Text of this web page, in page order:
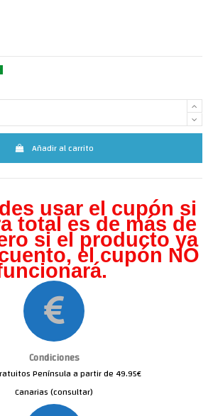
Añadir al carrito
usar el cupón si
total es de más de
si el producto ya
el cupón NO
Condiciones
Península a partir de 49.95€
Canarias (consultar)